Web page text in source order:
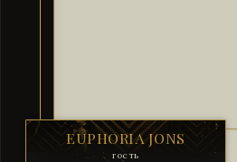
EUPHORIA JONS
гость